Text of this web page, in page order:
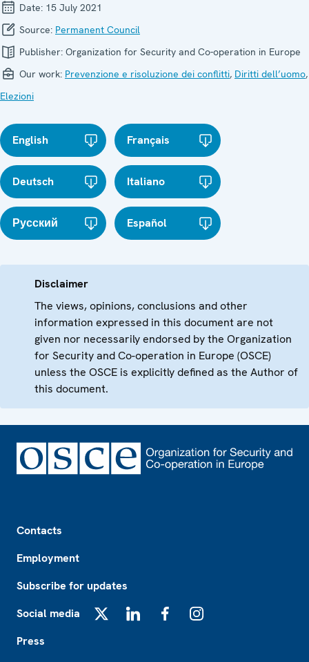
Date: 15 July 2021
Source: Permanent Council
Publisher: Organization for Security and Co-operation in Europe
Our work: Prevenzione e risoluzione dei conflitti, Diritti dell’uomo,
Elezioni
English Français
Deutsch Italiano
Русский Español
Disclaimer
The views, opinions, conclusions and other
information expressed in this document are not
given nor necessarily endorsed by the Organization
for Security and Co-operation in Europe (OSCE)
unless the OSCE is explicitly defined as the Author of
this document.
Contacts
Employment
Subscribe for updates
Social media
Press